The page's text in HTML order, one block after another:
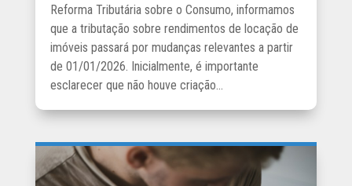
Reforma Tributária sobre o Consumo, informamos
que a tributação sobre rendimentos de locação de
imóveis passará por mudanças relevantes a partir
de 01/01/2026. Inicialmente, é importante
esclarecer que não houve criação...